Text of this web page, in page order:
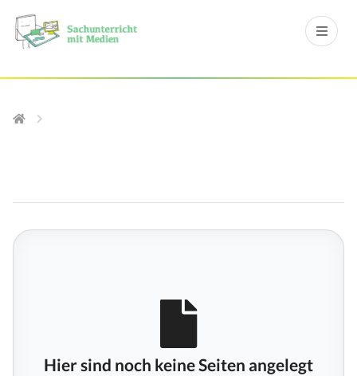
Hier sind noch keine Seiten angelegt